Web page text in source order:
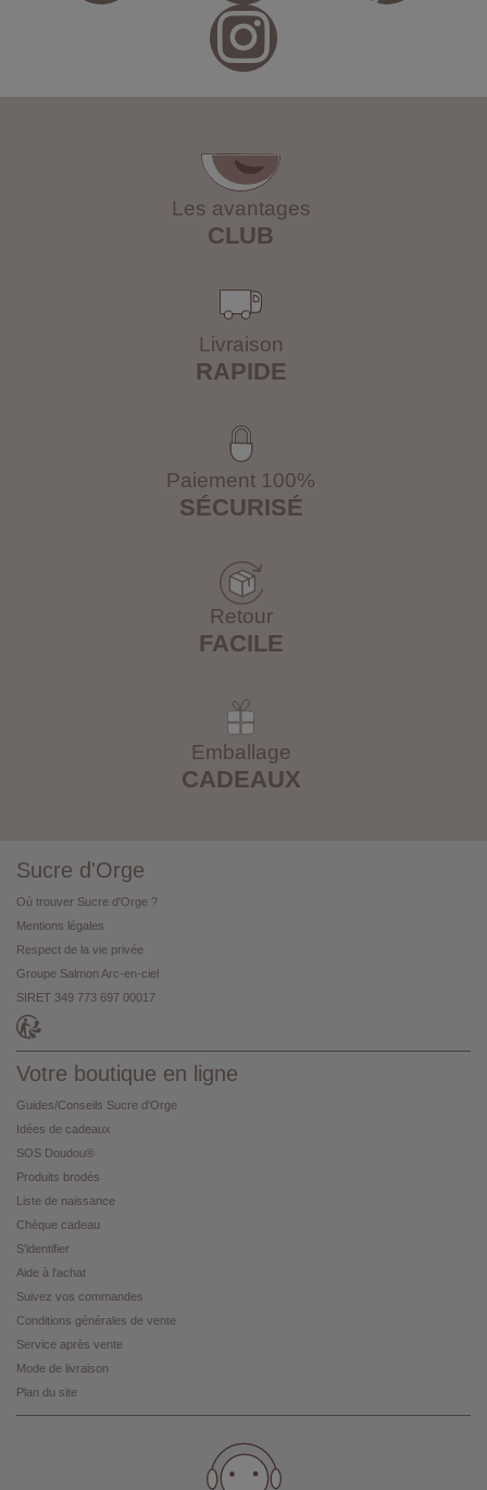
Les avantages
CLUB
Livraison
RAPIDE
Paiement 100%
SÉCURISÉ
Retour
FACILE
Emballage
CADEAUX
Sucre d'Orge
Où trouver Sucre d'Orge ?
Mentions légales
Respect de la vie privée
Groupe Salmon Arc-en-ciel
SIRET 349 773 697 00017
Votre boutique en ligne
Guides/Conseils Sucre d'Orge
Idées de cadeaux
SOS Doudou®
Produits brodés
Liste de naissance
Chèque cadeau
S'identifier
Aide à l'achat
Suivez vos commandes
Conditions générales de vente
Service après vente
Mode de livraison
Plan du site